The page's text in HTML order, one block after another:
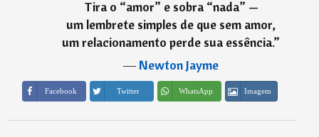
Tira o “amor” e sobra “nada” —
um lembrete simples de que sem amor,
um relacionamento perde sua essência.”
―Newton Jayme
Facebook Twitter WhatsApp Imagem